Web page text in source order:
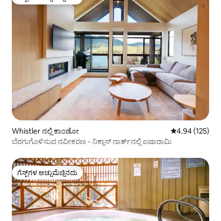
Whistler ನಲ್ಲಿ ಕಾಂಡೋ 5 ರಲ್ಲಿ 4.94
4.94 (125)
ಬೆರಗುಗೊಳಿಸುವ ನವೀಕರಣ - ನಿಕ್ಲಾಸ್ ನಾರ್ತ್‌ನಲ್ಲಿ ಐಷಾರಾಮಿ
ಗೆಸ್ಟ್‌ಗಳ ಅಚ್ಚುಮೆಚ್ಚಿನದು
ಗೆಸ್ಟ್‌ಗಳ ಅಚ್ಚುಮೆಚ್ಚಿನದು